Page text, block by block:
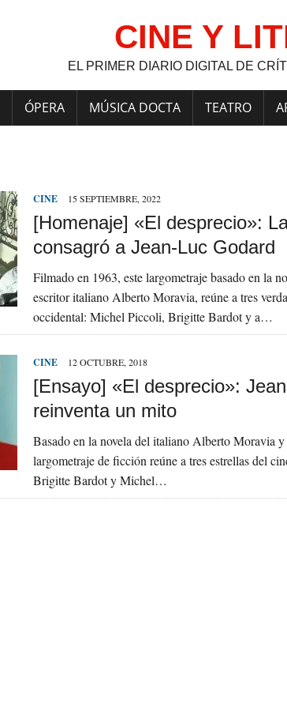
CINE Y
EL PRIMER DIARIO DIGITAL DE
ÓPERA MÚSICA DOCTA TEATRO
CINE 15 SEPTIEMBRE, 2022
[Homenaje] «El desprecio»:
consagró a Jean-Luc Godard
Filmado en 1963, este largometraje basado en la
escritor italiano Alberto Moravia, reúne a tres
occidental: Michel Piccoli, Brigitte Bardot y a…
CINE 12 OCTUBRE, 2018
[Ensayo] «El desprecio»:
reinventa un mito
Basado en la novela del italiano Alberto Moravia
largometraje de ficción reúne a tres estrellas del
Brigitte Bardot y Michel…